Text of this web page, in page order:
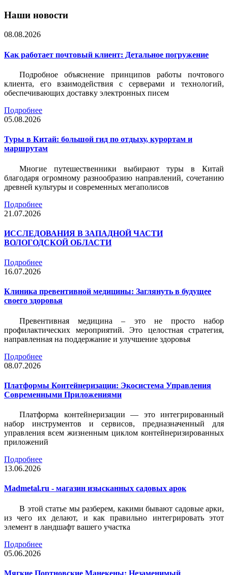
Наши новости
08.08.2026
Как работает почтовый клиент: Детальное погружение
Подробное объяснение принципов работы почтового
клиента, его взаимодействия с серверами и технологий,
обеспечивающих доставку электронных писем
Подробнее
05.08.2026
Туры в Китай: большой гид по отдыху, курортам и
маршрутам
Многие путешественники выбирают туры в Китай
благодаря огромному разнообразию направлений, сочетанию
древней культуры и современных мегаполисов
Подробнее
21.07.2026
ИССЛЕДОВАНИЯ В ЗАПАДНОЙ ЧАСТИ
ВОЛОГОДСКОЙ ОБЛАСТИ
Подробнее
16.07.2026
Клиника превентивной медицины: Заглянуть в будущее
своего здоровья
Превентивная медицина – это не просто набор
профилактических мероприятий. Это целостная стратегия,
направленная на поддержание и улучшение здоровья
Подробнее
08.07.2026
Платформы Контейнеризации: Экосистема Управления
Современными Приложениями
Платформа контейнеризации — это интегрированный
набор инструментов и сервисов, предназначенный для
управления всем жизненным циклом контейнеризированных
приложений
Подробнее
13.06.2026
Madmetal.ru - магазин изысканных садовых арок
В этой статье мы разберем, какими бывают садовые арки,
из чего их делают, и как правильно интегрировать этот
элемент в ландшафт вашего участка
Подробнее
05.06.2026
Мягкие Портновские Манекены: Незаменимый